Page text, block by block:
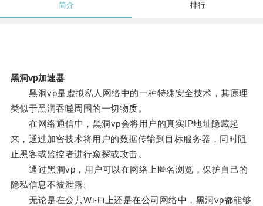
简介 排行
黑洞vp加速器
黑洞vp是虚拟私人网络中的一种特殊安全技术，其原理
类似于黑洞吞噬周围的一切物质。
在网络通信中，黑洞vp会将用户的真实IP地址隐藏起
来，通过加密技术将用户的数据传输到目标服务器，同时阻
止黑客或监控者进行窥探或攻击。
通过黑洞vp，用户可以在网络上匿名浏览，保护自己的
隐私信息不被泄露。
无论是在公共Wi-Fi上还是在公司网络中，黑洞vp都能够